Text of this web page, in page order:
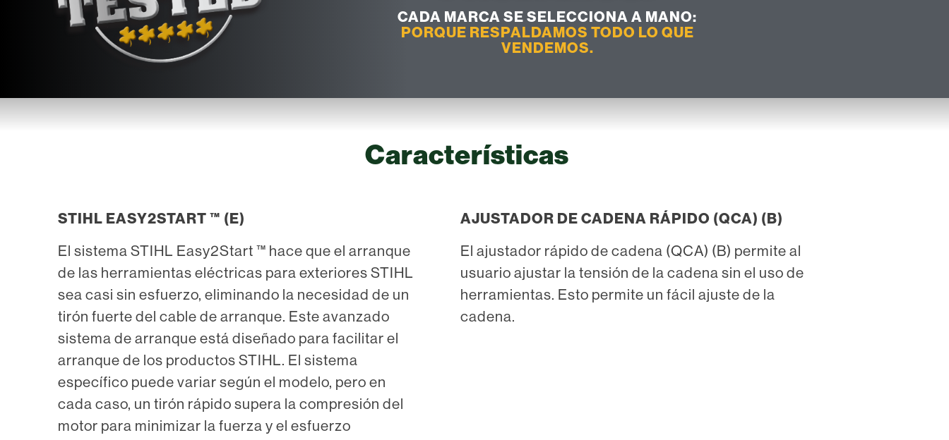
CADA MARCA SE SELECCIONA A MANO:
PORQUE RESPALDAMOS TODO LO QUE
VENDEMOS.
Características
STIHL EASY2START ™ (E)
El sistema STIHL Easy2Start ™ hace que el arranque
de las herramientas eléctricas para exteriores STIHL
sea casi sin esfuerzo, eliminando la necesidad de un
tirón fuerte del cable de arranque. Este avanzado
sistema de arranque está diseñado para facilitar el
arranque de los productos STIHL. El sistema
específico puede variar según el modelo, pero en
cada caso, un tirón rápido supera la compresión del
motor para minimizar la fuerza y el esfuerzo
AJUSTADOR DE CADENA RÁPIDO (QCA) (B)
El ajustador rápido de cadena (QCA) (B) permite al
usuario ajustar la tensión de la cadena sin el uso de
herramientas. Esto permite un fácil ajuste de la
cadena.